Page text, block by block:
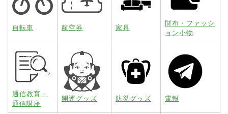
自転車 航空券 家具
財布・ファッシ
ョン小物
通信教育・
通信講座
開運グッズ 防災グッズ 電報